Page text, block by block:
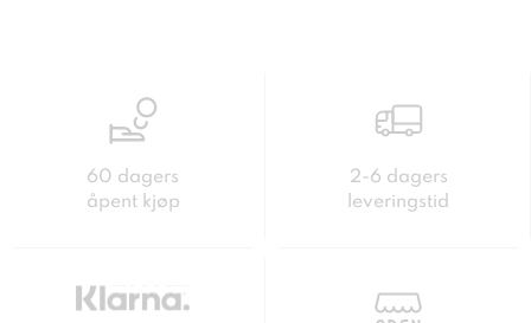
60 dagers
åpent kjøp
2-6 dagers
leveringstid